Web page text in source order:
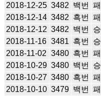
2018-12-25 3482 백번 패
2018-12-14 3482 흑번 패
2018-12-12 3482 백번 승
2018-11-16 3481 흑번 승
2018-11-02 3480 흑번 패
2018-10-29 3480 백번 승
2018-10-27 3480 흑번 패
2018-10-10 3479 백번 패